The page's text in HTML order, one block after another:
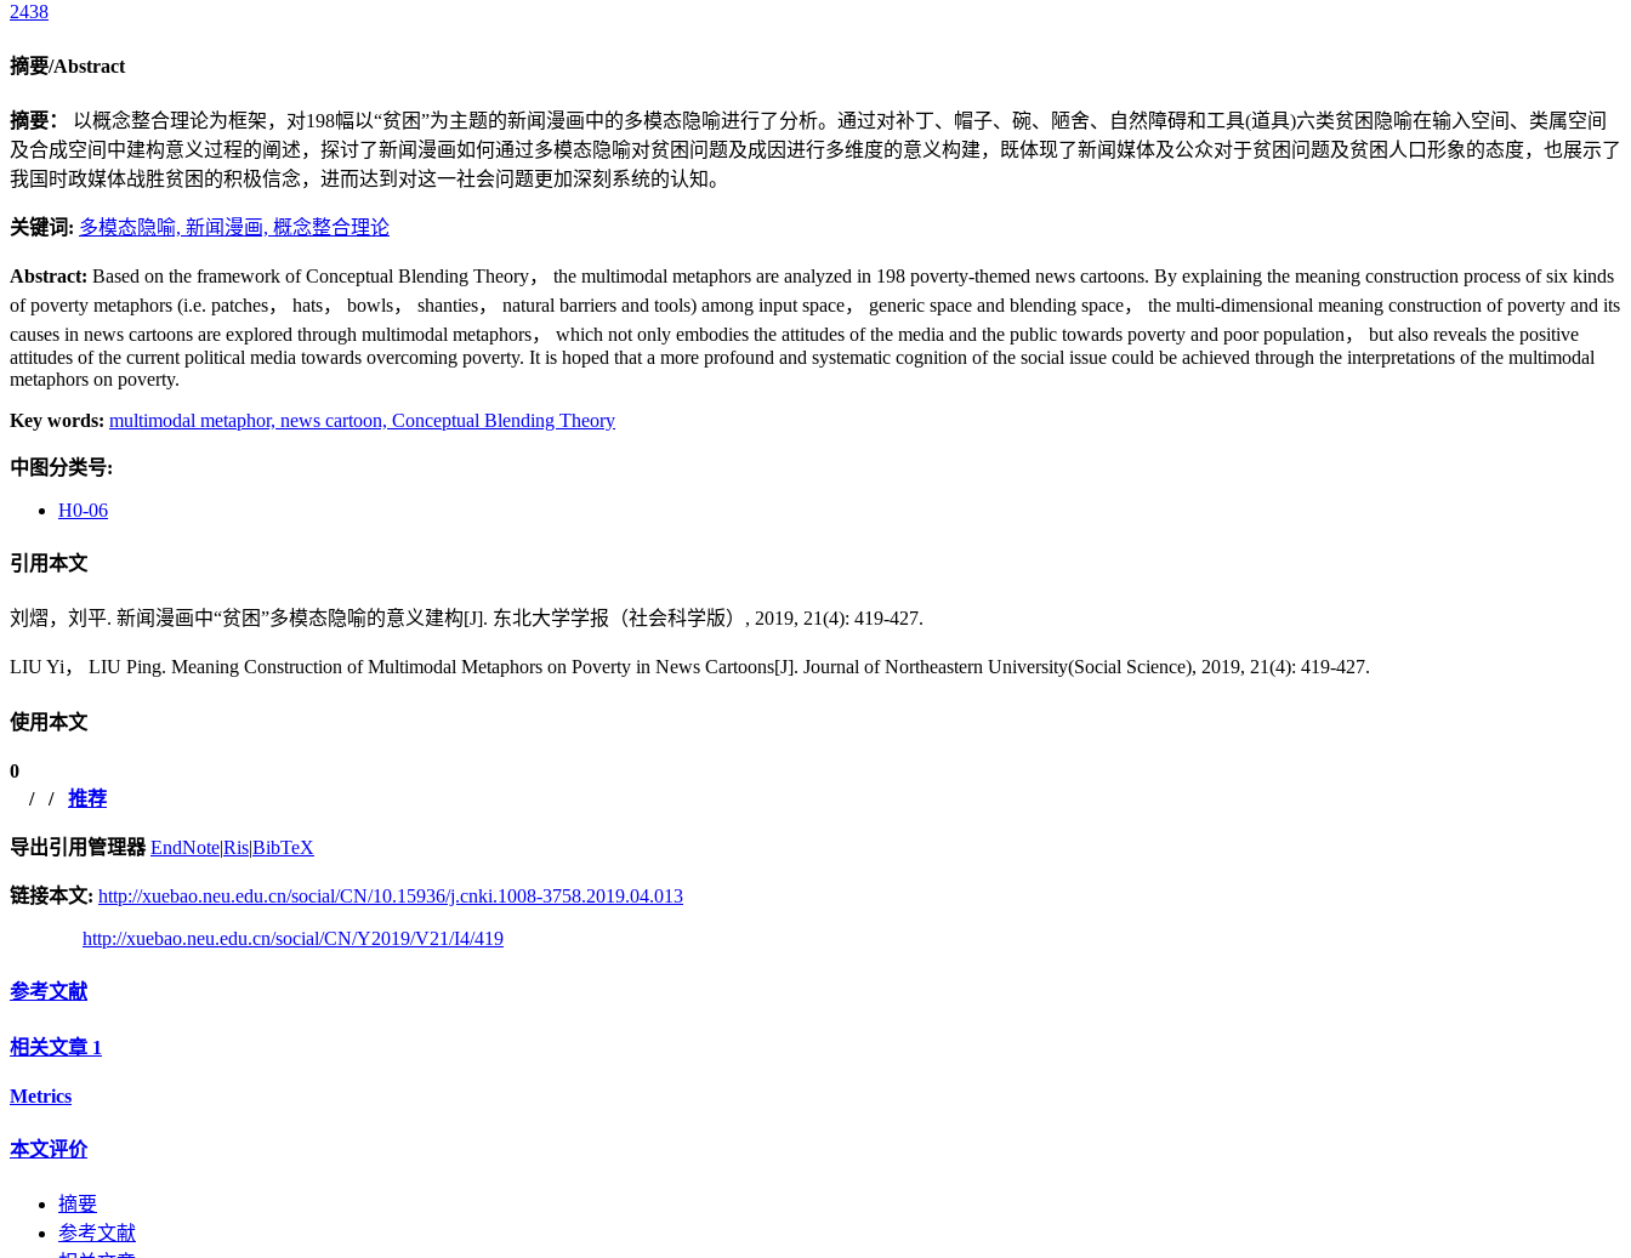
2438
摘要/Abstract
摘要： 以概念整合理论为框架，对198幅以“贫困”为主题的新闻漫画中的多模态隐喻进行了分析。通过对补丁、帽子、碗、陋舍、自然障碍和工具(道具)六类贫困隐喻在输入空间、类属空间
及合成空间中建构意义过程的阐述，探讨了新闻漫画如何通过多模态隐喻对贫困问题及成因进行多维度的意义构建，既体现了新闻媒体及公众对于贫困问题及贫困人口形象的态度，也展示了
我国时政媒体战胜贫困的积极信念，进而达到对这一社会问题更加深刻系统的认知。
关键词: 多模态隐喻, 新闻漫画, 概念整合理论
Abstract: Based on the framework of Conceptual Blending Theory， the multimodal metaphors are analyzed in 198 poverty-themed news cartoons. By explaining the meaning construction process of six kinds
of poverty metaphors (i.e. patches， hats， bowls， shanties， natural barriers and tools) among input space， generic space and blending space， the multi-dimensional meaning construction of poverty and its
causes in news cartoons are explored through multimodal metaphors， which not only embodies the attitudes of the media and the public towards poverty and poor population， but also reveals the positive
attitudes of the current political media towards overcoming poverty. It is hoped that a more profound and systematic cognition of the social issue could be achieved through the interpretations of the multimodal
metaphors on poverty.
Key words: multimodal metaphor, news cartoon, Conceptual Blending Theory
中图分类号:
H0-06
引用本文
刘熠，刘平. 新闻漫画中“贫困”多模态隐喻的意义建构[J]. 东北大学学报（社会科学版）, 2019, 21(4): 419-427.
LIU Yi， LIU Ping. Meaning Construction of Multimodal Metaphors on Poverty in News Cartoons[J]. Journal of Northeastern University(Social Science), 2019, 21(4): 419-427.
使用本文
0
/ / 推荐
导出引用管理器 EndNote|Ris|BibTeX
链接本文: http://xuebao.neu.edu.cn/social/CN/10.15936/j.cnki.1008-3758.2019.04.013
http://xuebao.neu.edu.cn/social/CN/Y2019/V21/I4/419
参考文献
相关文章 1
Metrics
本文评价
摘要
参考文献